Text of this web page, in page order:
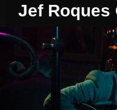
Galeries de photos
Le festival en pratique
Soutenir le festival
Jef